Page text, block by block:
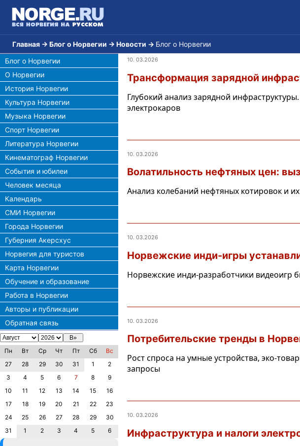
Главная → Блог о Норвегии → Новости → Блог о Норвегии
Блог о Норвегии
О Норвегии
История Норвегии
Культура Норвегии
Музыка Норвегии
Спорт Норвегии
Литература Норвегии
Кинематограф Норвегии
События и юбилеи
Человек месяца
Календарь
СМИ Норвегии
Города Норвегии
Губерния Акерсхус
Норвегия для туристов
Карта Норвегии
Обучение и образование
Работа в Норвегии
Авторы и публикации
Обратная связь
Пн Вт Ср Чт Пт Сб
Вс
27
28 29 30 31 1
2
3
4 5 6 7 8
9
10
11 12 13 14 15
16
17
18 19 20 21 22
23
24
25 26 27 28 29
30
31
1 2 3 4 5 6
10. 03.2026
Трансформация зарядной
Глубокий анализ зарядной
электрокаров
10. 03.2026
Волатильность нефтяных цен:
Анализ колебаний нефтяных котировок и
10. 03.2026
Норвежские инди-игры
Норвежские инди-разработчики видеоигр
10. 03.2026
Потребительские тренды в
Рост спроса на умные устройства, эко-
запросы
10. 03.2026
Инфраструктура и налоги